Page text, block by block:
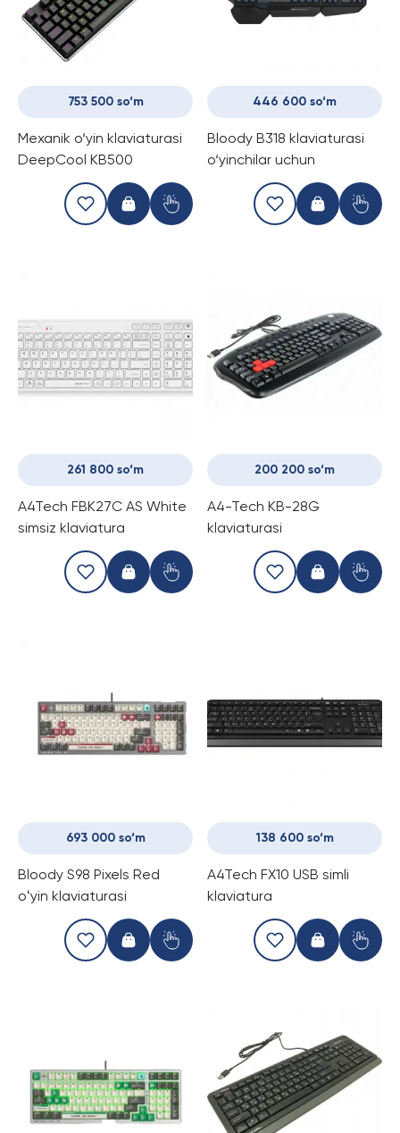
753 500 so‘m
Mexanik o‘yin klaviaturasi
DeepCool KB500
446 600 so‘m
Bloody B318 klaviaturasi
o‘yinchilar uchun
261 800 so‘m
A4Tech FBK27C AS White
simsiz klaviatura
200 200 so‘m
A4-Tech KB-28G
klaviaturasi
693 000 so‘m
Bloody S98 Pixels Red
oʻyin klaviaturasi
138 600 so‘m
A4Tech FX10 USB simli
klaviatura